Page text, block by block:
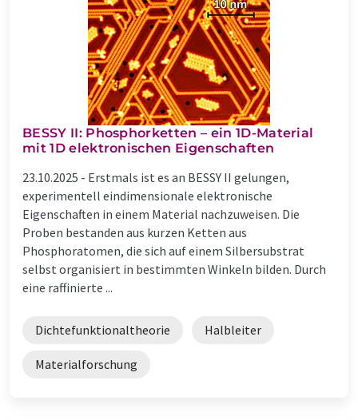
BESSY II: Phosphorketten – ein 1D-Material
mit 1D elektronischen Eigenschaften
23.10.2025 - Erstmals ist es an BESSY II gelungen,
experimentell eindimensionale elektronische
Eigenschaften in einem Material nachzuweisen. Die
Proben bestanden aus kurzen Ketten aus
Phosphoratomen, die sich auf einem Silbersubstrat
selbst organisiert in bestimmten Winkeln bilden. Durch
eine raffinierte ...
Dichtefunktionaltheorie Halbleiter
Materialforschung